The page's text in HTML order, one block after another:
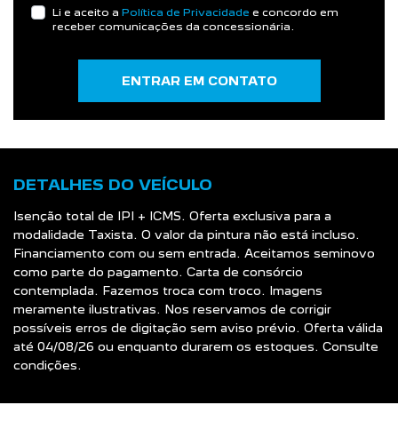
Li e aceito a Política de Privacidade e concordo em
receber comunicações da concessionária.
ENTRAR EM CONTATO
DETALHES DO VEÍCULO
Isenção total de IPI + ICMS. Oferta exclusiva para a
modalidade Taxista. O valor da pintura não está incluso.
Financiamento com ou sem entrada. Aceitamos seminovo
como parte do pagamento. Carta de consórcio
contemplada. Fazemos troca com troco. Imagens
meramente ilustrativas. Nos reservamos de corrigir
possíveis erros de digitação sem aviso prévio. Oferta válida
até 04/08/26 ou enquanto durarem os estoques. Consulte
condições.